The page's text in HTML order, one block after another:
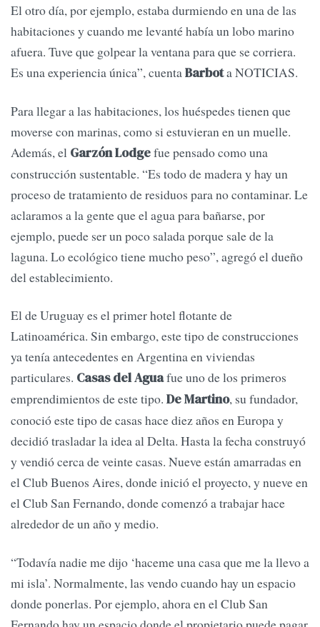
El otro día, por ejemplo, estaba durmiendo en una de las
habitaciones y cuando me levanté había un lobo marino
afuera. Tuve que golpear la ventana para que se corriera.
Es una experiencia única”, cuentaBarbota NOTICIAS.
Para llegar a las habitaciones, los huéspedes tienen que
moverse con marinas, como si estuvieran en un muelle.
Además, el Garzón Lodgefue pensado como una
construcción sustentable. “Es todo de madera y hay un
proceso de tratamiento de residuos para no contaminar. Le
aclaramos a la gente que el agua para bañarse, por
ejemplo, puede ser un poco salada porque sale de la
laguna. Lo ecológico tiene mucho peso”, agregó el dueño
del establecimiento.
El de Uruguay es el primer hotel flotante de
Latinoamérica. Sin embargo, este tipo de construcciones
ya tenía antecedentes en Argentina en viviendas
particulares. Casas del Aguafue uno de los primeros
emprendimientos de este tipo. De Martino, su fundador,
conoció este tipo de casas hace diez años en Europa y
decidió trasladar la idea al Delta. Hasta la fecha construyó
y vendió cerca de veinte casas. Nueve están amarradas en
el Club Buenos Aires, donde inició el proyecto, y nueve en
el Club San Fernando, donde comenzó a trabajar hace
alrededor de un año y medio.
“Todavía nadie me dijo ‘haceme una casa que me la llevo a
mi isla’. Normalmente, las vendo cuando hay un espacio
donde ponerlas. Por ejemplo, ahora en el Club San